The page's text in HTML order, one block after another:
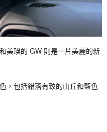
美瑛的 GW 則是一片美麗的新
，包括錯落有致的山丘和藍色